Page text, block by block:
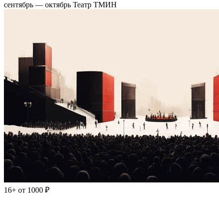
сентябрь — октябрь Театр ТМИН
16+ от 1000 ₽